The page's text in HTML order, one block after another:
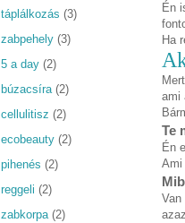
Én
Ha
ami
Te
Én
Ami
táplálkozás (3)
zabpehely (3)
5 a day (2)
búzacsíra (2)
cellulitisz (2)
ecobeauty (2)
pihenés (2)
reggeli (2)
zabkorpa (2)